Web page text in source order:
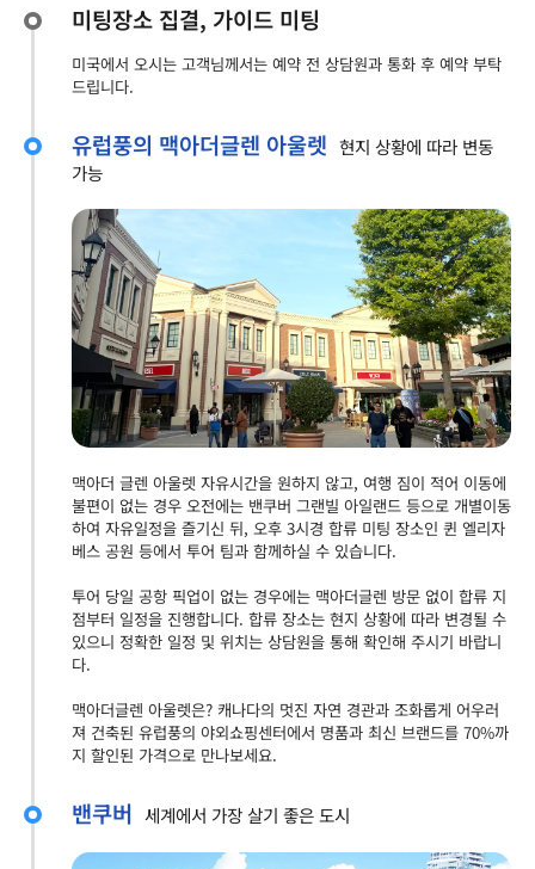
미팅장소 집결, 가이드 미팅
미국에서 오시는 고객님께서는 예약 전 상담원과 통화 후 예약 부탁
드립니다.
유럽풍의 맥아더글렌 아울렛 현지 상황에 따라 변동
가능
맥아더 글렌 아울렛 자유시간을 원하지 않고, 여행 짐이 적어 이동에
불편이 없는 경우 오전에는 밴쿠버 그랜빌 아일랜드 등으로 개별이동
하여 자유일정을 즐기신 뒤, 오후 3시경 합류 미팅 장소인 퀸 엘리자
베스 공원 등에서 투어 팀과 함께하실 수 있습니다.
투어 당일 공항 픽업이 없는 경우에는 맥아더글렌 방문 없이 합류 지
점부터 일정을 진행합니다. 합류 장소는 현지 상황에 따라 변경될 수
있으니 정확한 일정 및 위치는 상담원을 통해 확인해 주시기 바랍니
다.
맥아더글렌 아울렛은? 캐나다의 멋진 자연 경관과 조화롭게 어우러
져 건축된 유럽풍의 야외쇼핑센터에서 명품과 최신 브랜드를 70%까
지 할인된 가격으로 만나보세요.
밴쿠버 세계에서 가장 살기 좋은 도시